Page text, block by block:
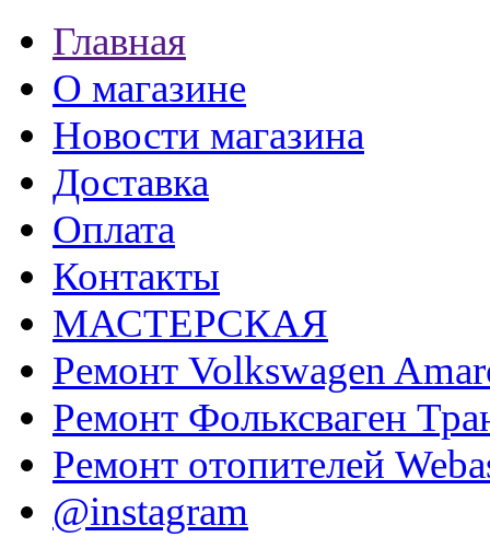
Главная
О магазине
Новости магазина
Доставка
Оплата
Контакты
МАСТЕРСКАЯ
Ремонт Volkswagen
Ремонт Фольксваген
Ремонт отопителей
@instagram